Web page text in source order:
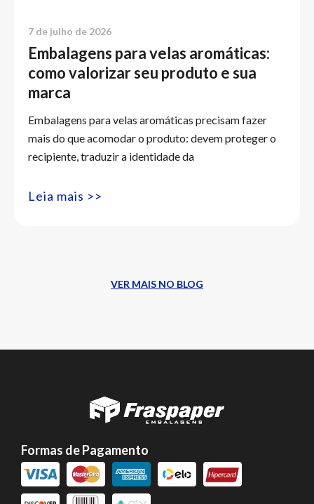
Embalagens para velas aromáticas:
como valorizar seu produto e sua
marca
7 de julho de 2026
Embalagens para velas aromáticas precisam fazer
mais do que acomodar o produto: devem proteger o
recipiente, traduzir a identidade da
Leia mais >>
VER MAIS NO BLOG
Formas de Pagamento